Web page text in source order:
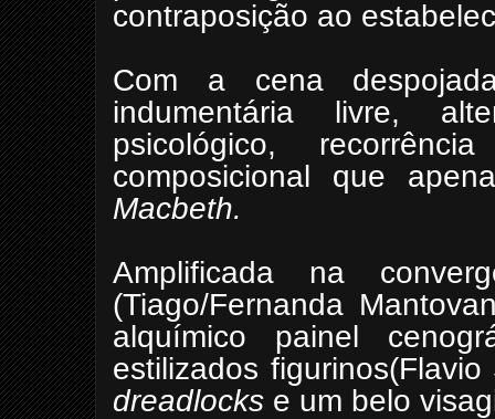
contraposição ao
Com a cena
indumentária livre,
psicológico,
composicional que
Macbeth.
Amplificada na
(Tiago/Fernanda
alquímico painel
estilizados
dreadlocks e um belo